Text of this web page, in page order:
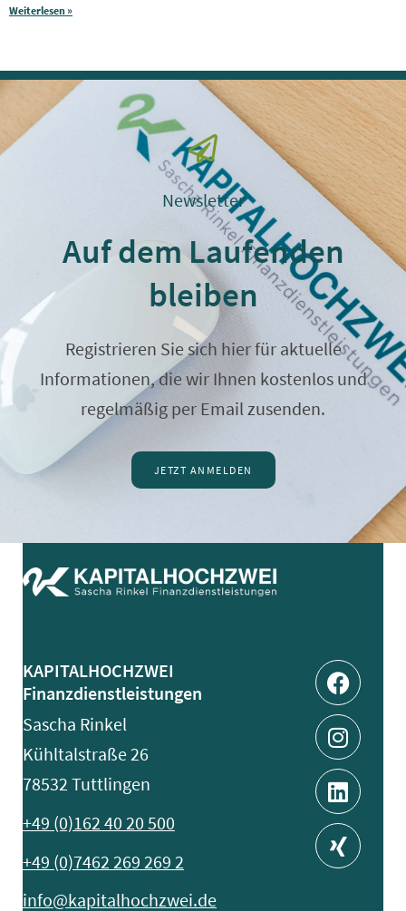
Weiterlesen »
Newsletter
Auf dem Laufenden
bleiben
Registrieren Sie sich hier für aktuelle
Informationen, die wir Ihnen kostenlos und
regelmäßig per Email zusenden.
JETZT ANMELDEN
KAPITALHOCHZWEI
Finanzdienstleistungen
Sascha Rinkel
Kühltalstraße 26
78532 Tuttlingen
+49 (0)162 40 20 500
+49 (0)7462 269 269 2
info@kapitalhochzwei.de
Xing